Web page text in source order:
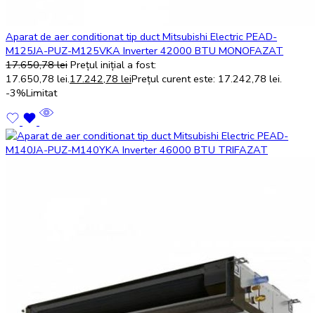
Aparat de aer conditionat tip duct Mitsubishi Electric PEAD-
M125JA-PUZ-M125VKA Inverter 42000 BTU MONOFAZAT
17.650,78lei Prețul inițial a fost:
17.650,78 lei.17.242,78 leiPrețul curent este: 17.242,78 lei.
-3%Limitat